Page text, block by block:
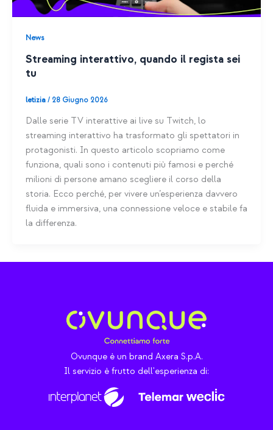
News
Streaming interattivo, quando il regista sei
tu
letizia / 28 Giugno 2026
Dalle serie TV interattive ai live su Twitch, lo
streaming interattivo ha trasformato gli spettatori in
protagonisti. In questo articolo scopriamo come
funziona, quali sono i contenuti più famosi e perché
milioni di persone amano scegliere il corso della
storia. Ecco perché, per vivere un’esperienza davvero
fluida e immersiva, una connessione veloce e stabile fa
la differenza.
Ovunque è un brand Axera S.p.A.
Il servizio è frutto dell'esperienza di: